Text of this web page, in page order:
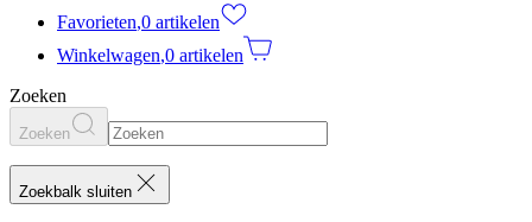
Favorieten,0 artikelen
Winkelwagen,0 artikelen
Zoeken
Zoeken
Zoekbalk sluiten